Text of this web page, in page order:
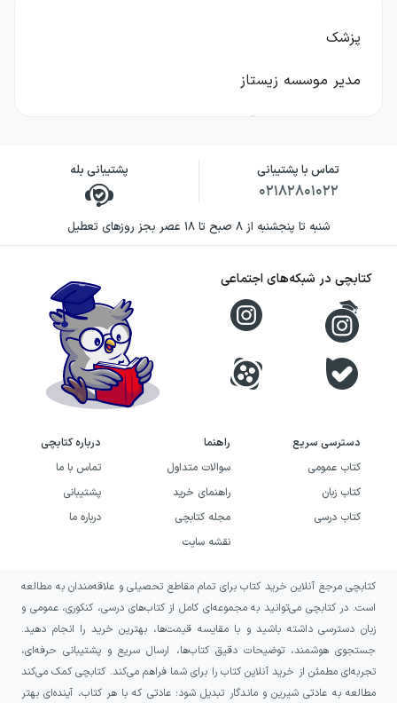
پزشک
مدیر موسسه زیستاز
مولف کتاب‌های آی‌کیو زیست جامع، میکرو زیست
- یازدهم - دوازدهم، میکرو زیست دهم - یازدهم -
دوازدهم، آزمون پلاس زیست گاج
مولف کتاب‌های زیست فانتوم، فرمول بیست زودپز
زیست دوازدهم،
مولف کتاب‌های لقمه انتشارات مهروماه و پرسوال
تماس با پشتیبانی
۰۲۱۸۲۸۰۱۰۲۲
پشتیبانی بله
شنبه تا پنجشنبه از ۸ صبح تا ۱۸ عصر بجز روزهای تعطیل
دسترسی سریع
کتاب عمومی
کتاب زبان
کتاب درسی
راهنما
سوالات متداول
راهنمای خرید
مجله کتابچی
نقشه سایت
درباره کتابچی
تماس با ما
پشتیبانی
درباره ما
کتابچی در شبکه‌های اجتماعی
کتابچی مرجع آنلاین خرید کتاب برای تمام مقاطع تحصیلی و علاقه‌مندان به مطالعه
است. در کتابچی می‌توانید به مجموعه‌ای کامل از کتاب‌های درسی، کنکوری، عمومی و
زبان دسترسی داشته باشید و با مقایسه قیمت‌ها، بهترین خرید را انجام دهید.
جستجوی هوشمند، توضیحات دقیق کتاب‌ها، ارسال سریع و پشتیبانی حرفه‌ای،
تجربه‌ای مطمئن از خرید آنلاین کتاب را برای شما فراهم می‌کند. کتابچی کمک می‌کند
مطالعه به عادتی شیرین و ماندگار تبدیل شود؛ عادتی که با هر کتاب، آینده‌ای بهتر